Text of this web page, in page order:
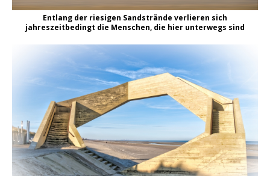
Entlang der riesigen Sandstrände verlieren sich
jahreszeitbedingt die Menschen, die hier unterwegs sind